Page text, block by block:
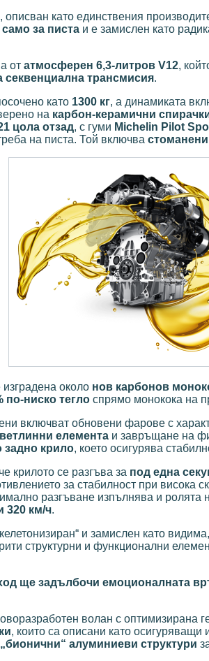
като единствения
само за писта и е замислен като
от атмосферен 6,3-литров V12,
секвенциална трансмисия.
като 1300 кг, а динамиката
на карбон-керамични
цола отзад, с гуми Michelin Pilot
на писта. Той включва
изградена около нов карбонов
по-ниско тегло спрямо монокока на
включват обновени фарове с
елемента и завръщане на
задно крило, което осигурява
крилото се разгъва за под една
за стабилност при висока
разгъване изпълнява и ролята
320 км/ч.
и замислен като
структурни и функционални
ще задълбочи емоционалната
волан с оптимизирана
, които са описани като
алуминиеви структури